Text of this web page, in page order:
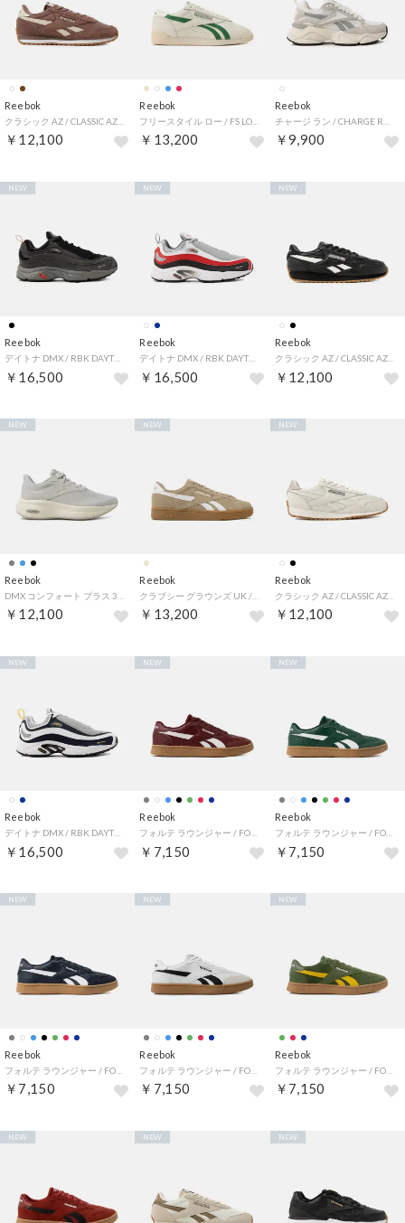
Reebok
￥12,100
Reebok
￥13,200
Reebok
￥9,900
Reebok
￥16,500
NEW
Reebok
￥16,500
NEW
Reebok
クラシック AZ / CLASSIC AZ （ブラック）
￥12,100
NEW
Reebok
￥12,100
NEW
Reebok
￥13,200
NEW
Reebok
クラシック AZ / CLASSIC AZ （チョーク）
￥12,100
NEW
Reebok
￥16,500
NEW
Reebok
￥7,150
NEW
Reebok
フォルテ ラウンジャー / FORTE LOUNGER （グリーン）
￥7,150
NEW
Reebok
￥7,150
NEW
Reebok
￥7,150
NEW
Reebok
フォルテ ラウンジャー / FORTE LOUNGER （グリーン）
￥7,150
NEW
NEW NEW NEW